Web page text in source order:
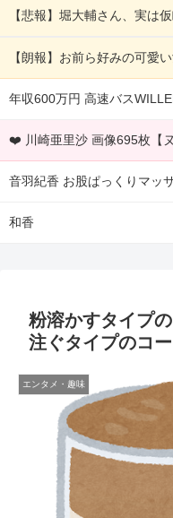
【朗報】お前ら好みの可愛
年収600万円 高速バス
❤️ 川崎亜里沙 画像695枚【ヌ
音羽紀香 お股ぱっくりマッ
和香
粉溶かすタイプ
注ぐタイプのコ
エンタメ・趣味